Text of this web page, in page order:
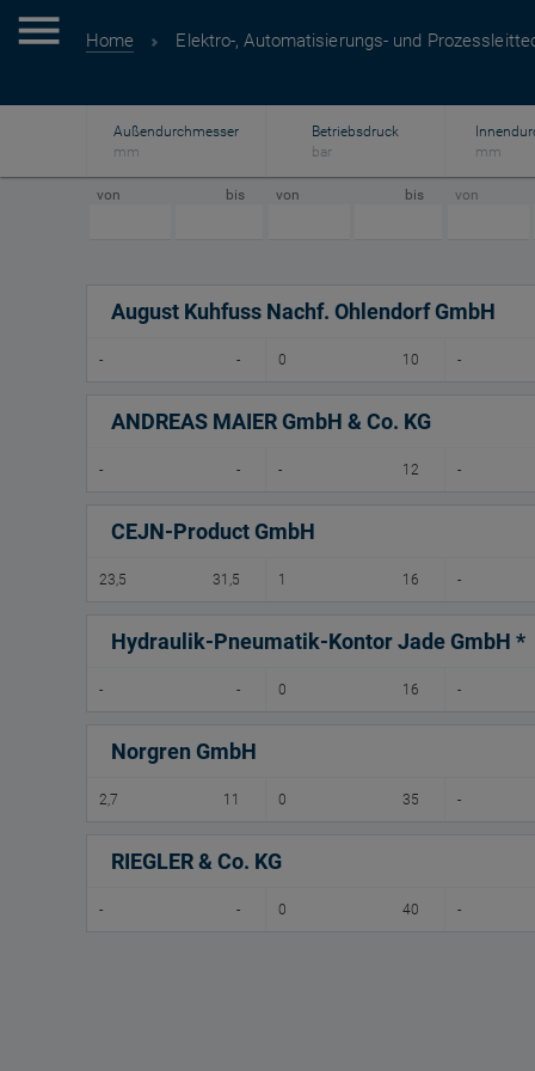
Home Elektro-, Automatisierungs- und
Außendurchmesser
mm
Betriebsdruck
bar
mm
von bis von bis von
August Kuhfuss Nachf. Ohlendorf GmbH
- - 0 10 -
ANDREAS MAIER GmbH & Co. KG
- - - 12 -
CEJN-Product GmbH
23,5 31,5 1 16 -
Hydraulik-Pneumatik-Kontor Jade GmbH *
- - 0 16 -
Norgren GmbH
2,7 11 0 35 -
RIEGLER & Co. KG
- - 0 40 -